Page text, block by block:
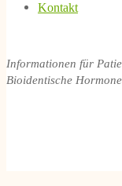
Kontakt
Informationen für
Bioidentische